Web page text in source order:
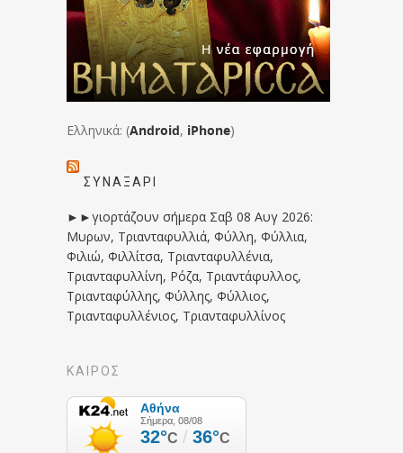
Ελληνικά: (Android, iPhone)
ΣΥΝΑΞΆΡΙ
►►γιορτάζουν σήμερα Σαβ 08 Αυγ 2026:
Μυρων, Τριανταφυλλιά, Φύλλη, Φύλλια,
Φιλιώ, Φιλλίτσα, Τριανταφυλλένια,
Τριανταφυλλίνη, Ρόζα, Τριαντάφυλλος,
Τριανταφύλλης, Φύλλης, Φύλλιος,
Τριανταφυλλένιος, Τριανταφυλλίνος
ΚΑΙΡΟΣ